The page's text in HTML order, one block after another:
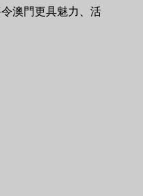
澳門更具魅力、活